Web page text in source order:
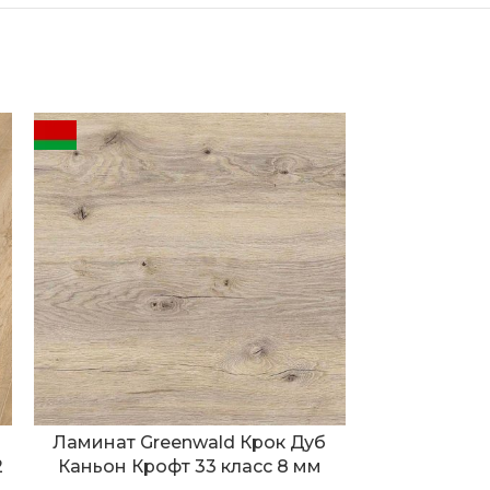
Ламинат Greenwald Крок Дуб
Каньон Крофт 33 класс 8 мм